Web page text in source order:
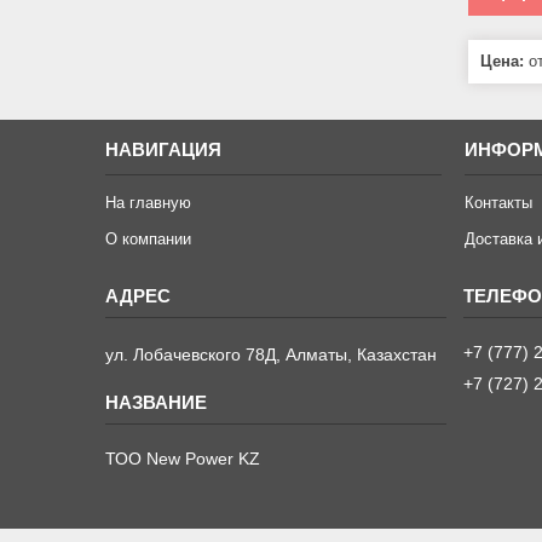
Цена:
НАВИГАЦИЯ
На главную
О компании
Контакты
Доставка
ул. Лобачевского 78Д, Алматы, Казахстан
ТОО New Power KZ
+7 (777)
+7 (727)